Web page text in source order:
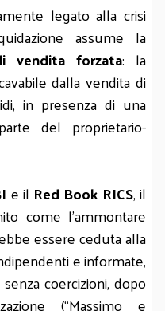
legato alla crisi
assume la
vendita forzata: la
dalla vendita di
in presenza di una
del proprietario-
e il Red Book RICS, il
come l’ammontare
essere ceduta alla
e informate,
coercizioni, dopo
(“Massimo e